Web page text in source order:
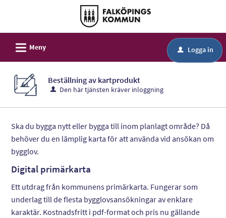
självservice
Falköping
kommun
L Meny u Logga in
Beställning av kartprodukt
Den här tjänsten kräver inloggning
Ska du bygga nytt eller bygga till inom planlagt område? Då
behöver du en lämplig karta för att använda vid ansökan om
bygglov.
Digital primärkarta
Ett utdrag från kommunens primärkarta. Fungerar som
underlag till de flesta bygglovsansökningar av enklare
karaktär. Kostnadsfritt i pdf-format och pris nu gällande